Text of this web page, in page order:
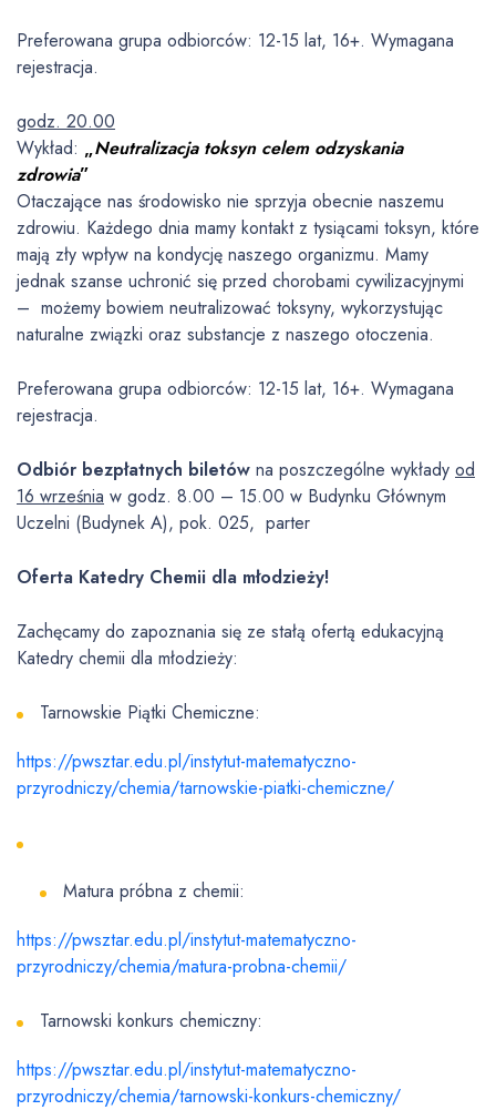
Preferowana grupa odbiorców: 12-15 lat, 16+. Wymagana
rejestracja.
godz. 20.00
Wykład: „Neutralizacja toksyn celem odzyskania
zdrowia”
Otaczające nas środowisko nie sprzyja obecnie naszemu
zdrowiu. Każdego dnia mamy kontakt z tysiącami toksyn, które
mają zły wpływ na kondycję naszego organizmu. Mamy
jednak szanse uchronić się przed chorobami cywilizacyjnymi
– możemy bowiem neutralizować toksyny, wykorzystując
naturalne związki oraz substancje z naszego otoczenia.
Preferowana grupa odbiorców: 12-15 lat, 16+. Wymagana
rejestracja.
Odbiór bezpłatnych biletów na poszczególne wykłady od
16 września w godz. 8.00 – 15.00 w Budynku Głównym
Uczelni (Budynek A), pok. 025, parter
Oferta Katedry Chemii dla młodzieży!
Zachęcamy do zapoznania się ze stałą ofertą edukacyjną
Katedry chemii dla młodzieży:
Tarnowskie Piątki Chemiczne:
https://pwsztar.edu.pl/instytut-matematyczno-
przyrodniczy/chemia/tarnowskie-piatki-chemiczne/
Matura próbna z chemii:
https://pwsztar.edu.pl/instytut-matematyczno-
przyrodniczy/chemia/matura-probna-chemii/
Tarnowski konkurs chemiczny:
https://pwsztar.edu.pl/instytut-matematyczno-
przyrodniczy/chemia/tarnowski-konkurs-chemiczny/